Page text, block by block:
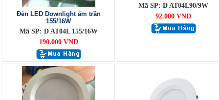
Đèn LED Downlight âm trần
155/16W
Mã SP: D AT04L 155/16W
190.000 VND
Mã SP: D AT04L90/9W
92.000 VND